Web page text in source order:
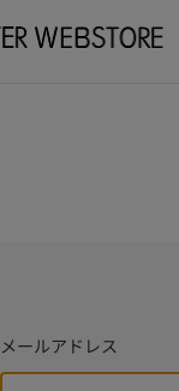
メールアドレス